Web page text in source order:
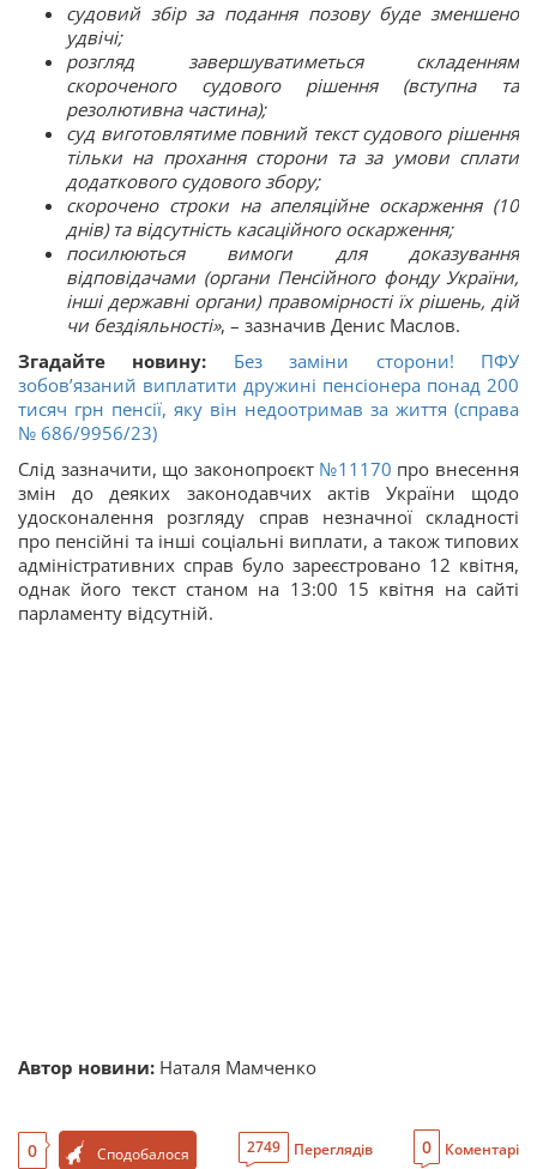
судовий збір за подання позову буде зменшено
удвічі;
розгляд завершуватиметься складенням
скороченого судового рішення (вступна та
резолютивна частина);
суд виготовлятиме повний текст судового рішення
тільки на прохання сторони та за умови сплати
додаткового судового збору;
скорочено строки на апеляційне оскарження (10
днів) та відсутність касаційного оскарження;
посилюються вимоги для доказування
відповідачами (органи Пенсійного фонду України,
інші державні органи) правомірності їх рішень, дій
чи бездіяльності», – зазначив Денис Маслов.
Згадайте новину: Без заміни сторони! ПФУ
зобов’язаний виплатити дружині пенсіонера понад 200
тисяч грн пенсії, яку він недоотримав за життя (справа
№ 686/9956/23)
Слід зазначити, що законопроєкт №11170 про внесення
змін до деяких законодавчих актів України щодо
удосконалення розгляду справ незначної складності
про пенсійні та інші соціальні виплати, а також типових
адміністративних справ було зареєстровано 12 квітня,
однак його текст станом на 13:00 15 квітня на сайті
парламенту відсутній.
Автор новини: Наталя Мамченко
0 Сподобалося 2749 Переглядів 0 Коментарі